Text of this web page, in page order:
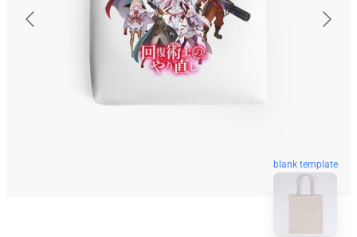
blank template